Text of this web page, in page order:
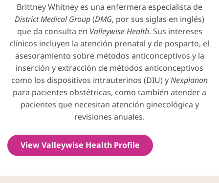
Brittney Whitney es una enfermera especialista de
District Medical Group(DMG, por sus siglas en inglés)
que da consulta en Valleywise Health. Sus intereses
clínicos incluyen la atención prenatal y de posparto, el
asesoramiento sobre métodos anticonceptivos y la
inserción y extracción de métodos anticonceptivos
como los dispositivos intrauterinos (DIU) yNexplanon
para pacientes obstétricas, como también atender a
pacientes que necesitan atención ginecológica y
revisiones anuales.
View Valleywise Health Profile